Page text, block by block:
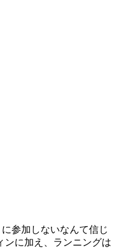
参加しないなんて信じ
ンに加え、ランニングは